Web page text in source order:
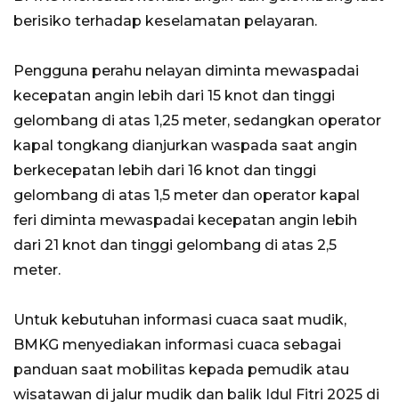
berisiko terhadap keselamatan pelayaran.
Pengguna perahu nelayan diminta mewaspadai
kecepatan angin lebih dari 15 knot dan tinggi
gelombang di atas 1,25 meter, sedangkan operator
kapal tongkang dianjurkan waspada saat angin
berkecepatan lebih dari 16 knot dan tinggi
gelombang di atas 1,5 meter dan operator kapal
feri diminta mewaspadai kecepatan angin lebih
dari 21 knot dan tinggi gelombang di atas 2,5
meter.
Untuk kebutuhan informasi cuaca saat mudik,
BMKG menyediakan informasi cuaca sebagai
panduan saat mobilitas kepada pemudik atau
wisatawan di jalur mudik dan balik Idul Fitri 2025 di